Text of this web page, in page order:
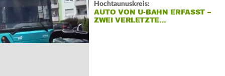
Hochtaunuskreis:
AUTO VON U-BAHN ERFASST –
ZWEI VERLETZTE…